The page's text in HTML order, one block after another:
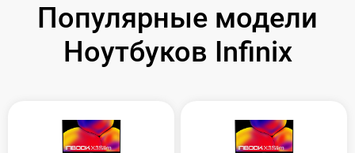
Популярные модели
Ноутбуков Infinix